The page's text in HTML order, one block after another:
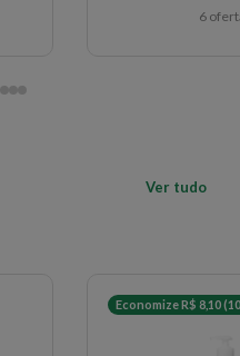
6
Ver tudo
Economize R$ 8,10